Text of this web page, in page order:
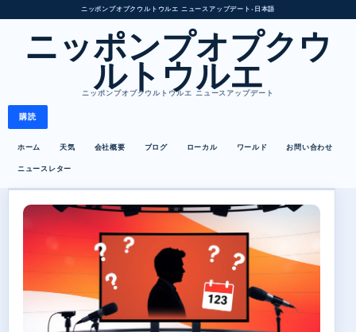
ニッポンプオプクウルトウルエ ニュースアップデート • 日本語
ニッポンプオプクウ
ルトウルエ
ニッポンプオプクウルトウルエ ニュースアップデート
購読
ホーム 天気 会社概要 ブログ ローカル ワールド お問い合わせ
ニュースレター